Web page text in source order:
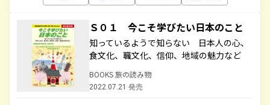
Ｓ０１ 今こそ学びたい日本のこと
知っているようで知らない 日本人の心、
食文化、職文化、信仰、地域の魅力など
BOOKS 旅の読み物
2022.07.21 発売